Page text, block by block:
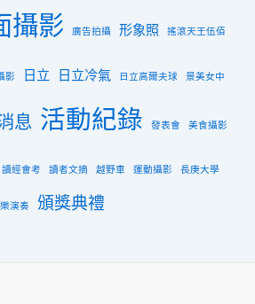
攝影 廣告拍攝 形象照 搖滾天王伍佰
影 日立 日立冷氣 日立高爾夫球 景美女中
息 活動紀錄 發表會 美食攝影
讀經會考 讀者文摘 越野車 運動攝影 長庚大學
演奏 頒獎典禮